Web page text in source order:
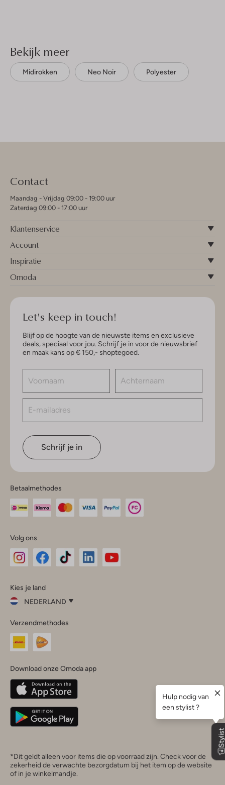
Bekijk meer
Midirokken Neo Noir Polyester
Contact
Maandag - Vrijdag 09:00 - 19:00 uur
Zaterdag 09:00 - 17:00 uur
Klantenservice
Account
Inspiratie
Omoda
Let's keep in touch!
Blijf op de hoogte van de nieuwste items en exclusieve
deals, speciaal voor jou. Schrijf je in voor de nieuwsbrief
en maak kans op € 150,- shoptegoed.
Schrijf je in
Betaalmethodes
Volg ons
InstagramFacebook
Kies je land
NEDERLAND
je
land
Nederland
Belgique(Français)
Deutschland
Verzendmethodes
Download onze Omoda app
*Dit geldt alleen voor items die op voorraad zijn. Check voor de
zekerheid de verwachte bezorgdatum bij het item op de website
of in je winkelmandje.